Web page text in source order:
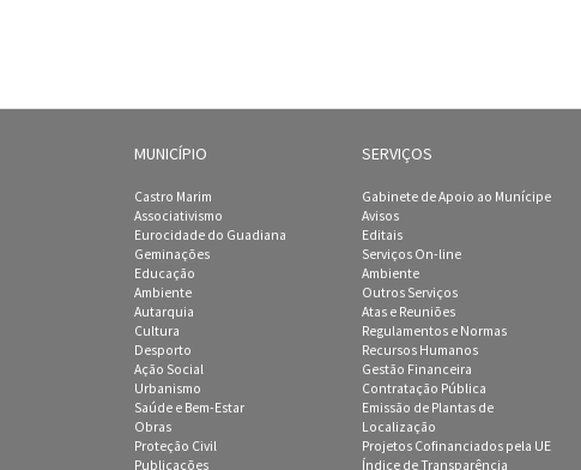
MUNICÍPIO
Castro Marim
Associativismo
Eurocidade do Guadiana
Geminações
Educação
Ambiente
Autarquia
Cultura
Desporto
Ação Social
Urbanismo
Saúde e Bem-Estar
Obras
Proteção Civil
Publicações
SERVIÇOS
Gabinete de Apoio ao Munícipe
Avisos
Editais
Serviços On-line
Ambiente
Outros Serviços
Atas e Reuniões
Regulamentos e Normas
Recursos Humanos
Gestão Financeira
Contratação Pública
Emissão de Plantas de
Localização
Projetos Cofinanciados pela UE
Índice de Transparência